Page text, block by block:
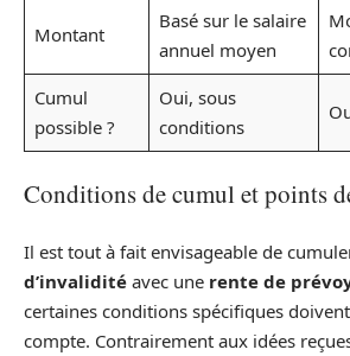
Montant
Basé sur le salaire
annuel moyen
Cumul
possible ?
Oui, sous
conditions
Conditions de cumul et points
Il est tout à fait envisageable de
d’invalidité avec une rente de
certaines conditions spécifiques
compte. Contrairement aux idées